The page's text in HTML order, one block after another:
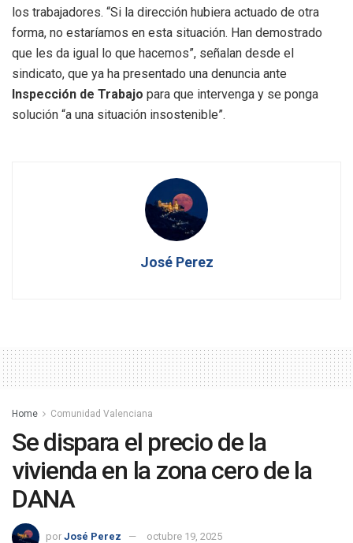
los trabajadores. “Si la dirección hubiera actuado de otra
forma, no estaríamos en esta situación. Han demostrado
que les da igual lo que hacemos”, señalan desde el
sindicato, que ya ha presentado una denuncia ante
Inspección de Trabajo para que intervenga y se ponga
solución “a una situación insostenible”.
José Perez
Home Comunidad Valenciana
Se dispara el precio de la
vivienda en la zona cero de la
DANA
por José Perez octubre 19, 2025